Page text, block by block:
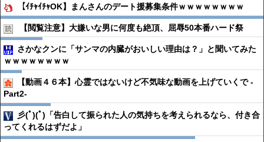
【ｲﾁｬｲﾁｬOK】まんさんのデート援募集条件ｗｗｗｗｗｗｗｗ
【閲覧注意】大嫌いな男に何度も絶頂、屈辱50本番ハード祭
さかなクンに「サンマの内臓がおいしい理由は？」と聞いてみた
ｗｗｗｗｗｗｗｗ
【動画４６本】心霊ではないけど不気味な動画を上げていくで -
Part2-
彡(ﾟ)(ﾟ)「告白して振られた人の気持ちを考えられるなら、付き合
ってくれるはずだよ」